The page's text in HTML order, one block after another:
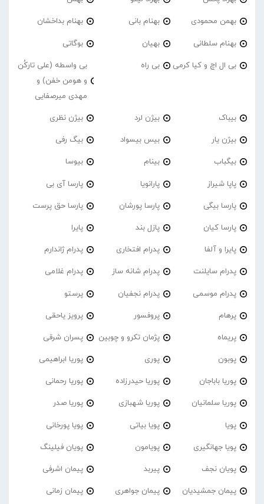
بهمن محمودی بهنام بانی بهنام بداخشان
بهنام سلطانی بهیان بوگاتی
بی ال اچ و کیا کرمی بی راه
بی واسطه (علی تارکُن
و هومن خفن) و
مهدی میرصفایی
بیباک بیژن لرد بیژن نظری
بیژن یار بیس بیسواد بیگ رفی
بیگباب بینام بیوسا
پاپا شیراز پارانویا پارسا آی بی
پارسا بیگی پارسا پورشان پارسا حق پرست
پارسا کیان پازل بند پایرا
پایرا و آلفا پدرام افتخاری پدرام ژاندارم
پدرام‌ سایلنت پدرام شانه ساز پدرام غلامی
پدرام موسمی پدرام نجفیان پرستو
پرهام پروفسور پرویز یاحقی
پریماه پژمان تکرو و چوبین پسران شرقی
پوبون پوری پوریا ابراهیمی
پوریا باباجان پوریا حیدرزاده پوریا رحمانی
پوریا سلمانیان پوریا شهبازی پوریا صدر
پویا پویا بیاتی پویا پورخانی
پویا جهانگیری پویامون پویان فیلینگ
پویان نجف پیربد پیمان اشرفی
پیمان جمشیدیان پیمان جواهری پیمان زمانی